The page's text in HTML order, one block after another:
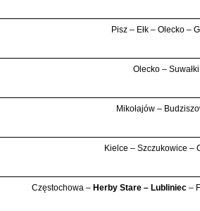
Pisz – Ełk – Olecko –
Olecko – Suwałki
Mikołajów –
Kielce – Szczukowice –
Częstochowa – Herby Stare – Lubliniec –